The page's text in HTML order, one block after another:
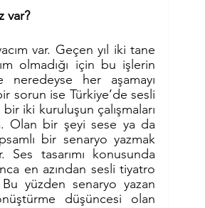
var?
var. Geçen yıl iki tane
olmadığı için bu işlerin
neredeyse her aşamayı
sorun ise Türkiye’de sesli
iki kuruluşun çalışmaları
Olan bir şeyi sese ya da
bir senaryo yazmak
tasarımı konusunda
en azından sesli tiyatro
yüzden senaryo yazan
düşüncesi olan